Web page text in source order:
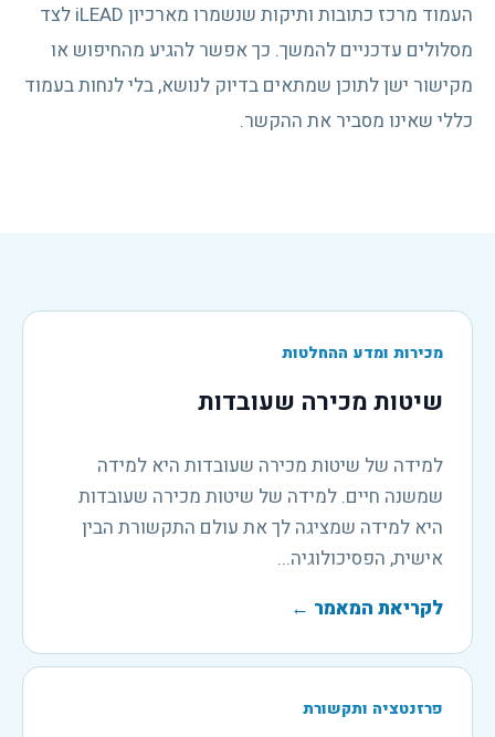
העמוד מרכז כתובות ותיקות שנשמרו מארכיון iLEAD לצד
מסלולים עדכניים להמשך. כך אפשר להגיע מהחיפוש או
מקישור ישן לתוכן שמתאים בדיוק לנושא, בלי לנחות בעמוד
כללי שאינו מסביר את ההקשר.
מכירות ומדע ההחלטות
שיטות מכירה שעובדות
למידה של שיטות מכירה שעובדות היא למידה
שמשנה חיים. למידה של שיטות מכירה שעובדות
היא למידה שמציגה לך את עולם התקשורת הבין
אישית, הפסיכולוגיה...
לקריאת המאמר ←
פרזנטציה ותקשורת